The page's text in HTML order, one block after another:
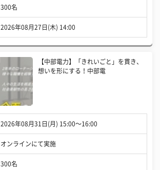
300名
2026年08月27日(木) 14:00
【中部電力】「きれいごと」を貫き、
想いを形にする！中部電
2026年08月31日(月) 15:00〜16:00
オンラインにて実施
300名